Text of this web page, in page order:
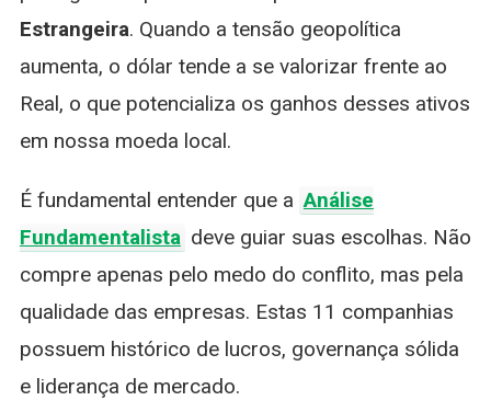
Estrangeira. Quando a tensão geopolítica
aumenta, o dólar tende a se valorizar frente ao
Real, o que potencializa os ganhos desses ativos
em nossa moeda local.
É fundamental entender que a Análise
Fundamentalista deve guiar suas escolhas. Não
compre apenas pelo medo do conflito, mas pela
qualidade das empresas. Estas 11 companhias
possuem histórico de lucros, governança sólida
e liderança de mercado.